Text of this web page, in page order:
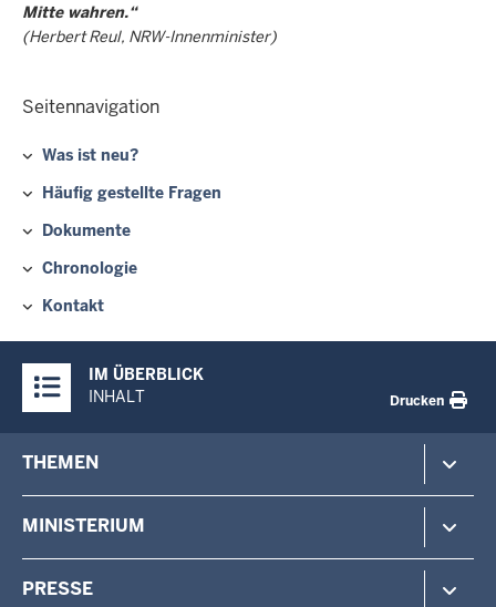
Mitte wahren.“
(Herbert Reul, NRW-Innenminister)
Seitennavigation
Was ist neu?
Häufig gestellte Fragen
Dokumente
Chronologie
Kontakt
Inhalte
IM ÜBERBLICK
INHALT
Drucken
menu
THEMEN
Beteiligung
MINISTERIUM
PRESSE